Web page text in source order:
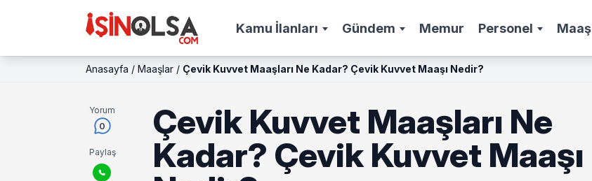
Kamu İlanları Gündem Memur Personel Maaş
Anasayfa / Maaşlar / Çevik Kuvvet Maaşları Ne Kadar? Çevik Kuvvet Maaşı Nedir?
Yorum
0
Paylaş
Çevik Kuvvet Maaşları Ne
Kadar? Çevik Kuvvet Maaşı